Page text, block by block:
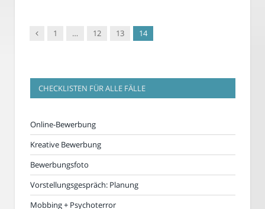
Vorgänger
1 … 12 13 14
CHECKLISTEN FÜR ALLE FÄLLE
Online-Bewerbung
Kreative Bewerbung
Bewerbungsfoto
Vorstellungsgespräch: Planung
Mobbing + Psychoterror